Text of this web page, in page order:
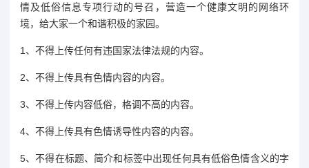
情及低俗信息专项行动的号召，营造一个健康文明的网络环
境，给大家一个和谐积极的家园。
1、不得上传任何有违国家法律法规的内容。
2、不得上传具有色情内容的内容。
3、不得上传内容低俗，格调不高的内容。
4、不得上传具有色情诱导性内容的内容。
5、不得在标题、简介和标签中出现任何具有低俗色情含义的字